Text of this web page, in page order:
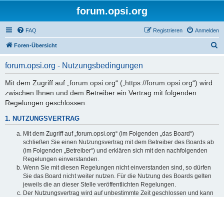
forum.opsi.org
FAQ Anmelden
Registrieren
Foren-Übersicht
forum.opsi.org - Nutzungsbedingungen
Mit dem Zugriff auf „forum.opsi.org“ („https://forum.opsi.org“) wird
zwischen Ihnen und dem Betreiber ein Vertrag mit folgenden
Regelungen geschlossen:
1. NUTZUNGSVERTRAG
Mit dem Zugriff auf „forum.opsi.org“ (im Folgenden „das Board“)
schließen Sie einen Nutzungsvertrag mit dem Betreiber des Boards ab
(im Folgenden „Betreiber“) und erklären sich mit den nachfolgenden
Regelungen einverstanden.
Wenn Sie mit diesen Regelungen nicht einverstanden sind, so dürfen
Sie das Board nicht weiter nutzen. Für die Nutzung des Boards gelten
jeweils die an dieser Stelle veröffentlichten Regelungen.
Der Nutzungsvertrag wird auf unbestimmte Zeit geschlossen und kann